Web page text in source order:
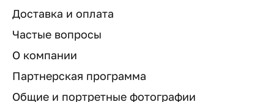
Доставка и оплата
Частые вопросы
О компании
Партнерская программа
Общие и портретные фотографии